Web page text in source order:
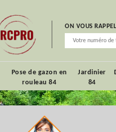
ON VOUS
Pose de gazon en
rouleau 84
Jardinier
84